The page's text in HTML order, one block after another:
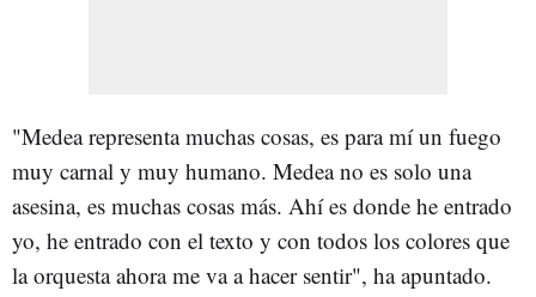
"Medea representa muchas cosas, es para mí un fuego
muy carnal y muy humano. Medea no es solo una
asesina, es muchas cosas más. Ahí es donde he entrado
yo, he entrado con el texto y con todos los colores que
la orquesta ahora me va a hacer sentir", ha apuntado.